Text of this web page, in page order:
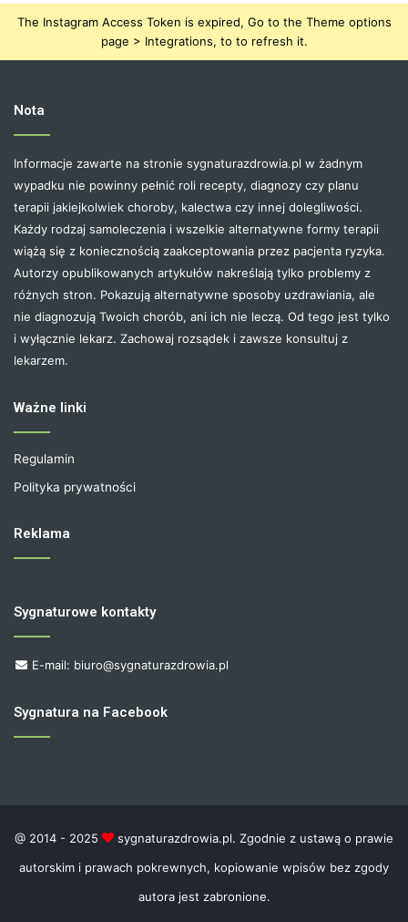
The Instagram Access Token is expired, Go to the Theme options
page > Integrations, to to refresh it.
Nota
Informacje zawarte na stronie sygnaturazdrowia.pl w żadnym
wypadku nie powinny pełnić roli recepty, diagnozy czy planu
terapii jakiejkolwiek choroby, kalectwa czy innej dolegliwości.
Każdy rodzaj samoleczenia i wszelkie alternatywne formy terapii
wiążą się z koniecznością zaakceptowania przez pacjenta ryzyka.
Autorzy opublikowanych artykułów nakreślają tylko problemy z
różnych stron. Pokazują alternatywne sposoby uzdrawiania, ale
nie diagnozują Twoich chorób, ani ich nie leczą. Od tego jest tylko
i wyłącznie lekarz. Zachowaj rozsądek i zawsze konsultuj z
lekarzem.
Ważne linki
Regulamin
Polityka prywatności
Reklama
Sygnaturowe kontakty
E-mail: biuro@sygnaturazdrowia.pl
Sygnatura na Facebook
@ 2014 - 2025
sygnaturazdrowia.pl. Zgodnie z ustawą o prawie
autorskim i prawach pokrewnych, kopiowanie wpisów bez zgody
autora jest zabronione.